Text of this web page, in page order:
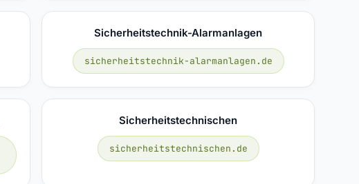
Sicherheitstechnik-Alarmanlagen
sicherheitstechnik-alarmanlagen.de
Sicherheitstechnischen
sicherheitstechnischen.de